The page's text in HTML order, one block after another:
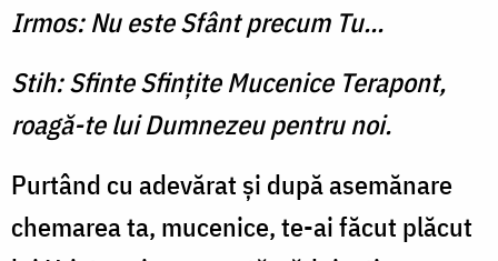
Irmos: Nu este Sfânt precum Tu...
Stih: Sfinte Sfinţite Mucenice Terapont,
roagă-te lui Dumnezeu pentru noi.
Purtând cu adevărat şi după asemănare
chemarea ta, mucenice, te-ai făcut plăcut